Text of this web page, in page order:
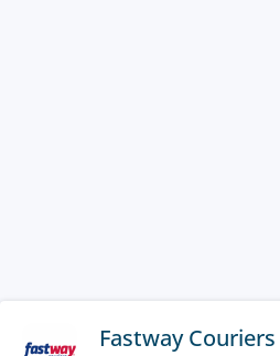
Fastway Couriers